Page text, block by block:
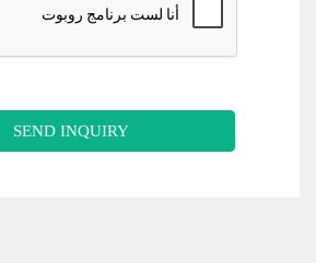
SEND INQUIRY